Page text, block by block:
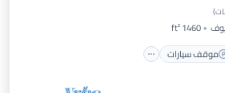
)
1460 ft²
موقف سيارات
شرفة / تراس